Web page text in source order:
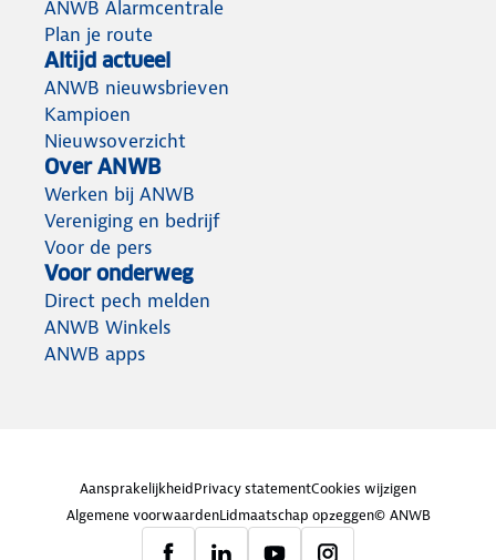
ANWB Alarmcentrale
Plan je route
Altijd actueel
ANWB nieuwsbrieven
Kampioen
Nieuwsoverzicht
Over ANWB
Werken bij ANWB
Vereniging en bedrijf
Voor de pers
Voor onderweg
Direct pech melden
ANWB Winkels
ANWB apps
AansprakelijkheidPrivacy statementCookies wijzigen
Algemene voorwaardenLidmaatschap opzeggen© ANWB